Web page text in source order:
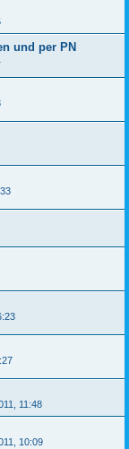
und per PN
11:48
10:09